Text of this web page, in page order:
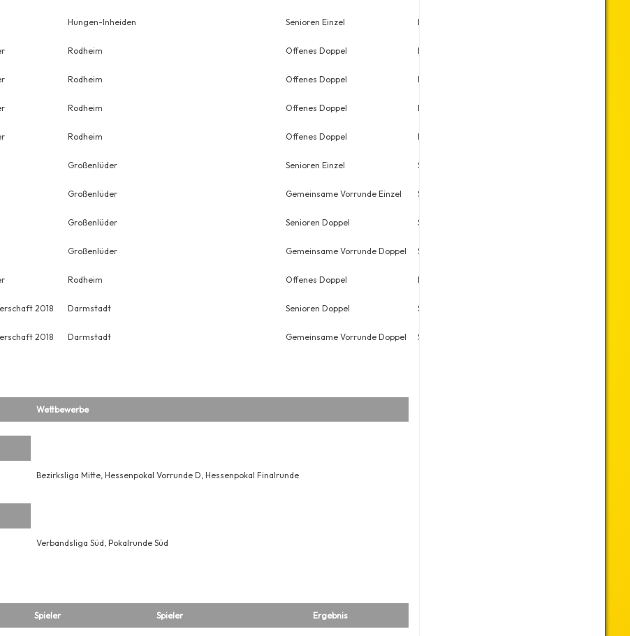
Hungen-Inheiden Senioren Einzel Mo., 07.10.2019
Rodheim Offenes Doppel Mo., 09.09.2019
Rodheim Offenes Doppel Mo., 17.06.2019
Rodheim Offenes Doppel Mo., 20.05.2019
Rodheim Offenes Doppel Mo., 11.03.2019
Großenlüder Senioren Einzel So., 10.02.2019
Großenlüder Gemeinsame Vorrunde Einzel So., 10.02.2019
Großenlüder Senioren Doppel Sa., 09.02.2019
Großenlüder Gemeinsame Vorrunde Doppel Sa., 09.02.2019
Rodheim Offenes Doppel Mo., 17.12.2018
2018 Darmstadt Senioren Doppel Sa., 15.12.2018
2018 Darmstadt Gemeinsame Vorrunde Doppel Sa., 15.12.2018
Wettbewerbe
Bezirksliga Mitte, Hessenpokal Vorrunde D, Hessenpokal Finalrunde
Verbandsliga Süd, Pokalrunde Süd
Spieler Spieler Ergebnis